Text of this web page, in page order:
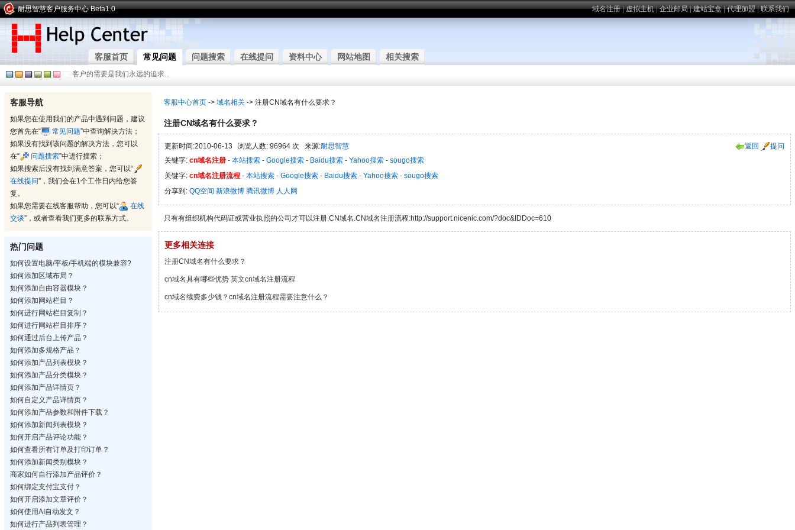
耐思智慧客户服务中心 Beta1.0 域名注册|虚拟主机|企业邮局|建站宝盒|代理加盟|联系我们
客服首页 常见问题 问题搜索 在线提问 资料中心 网站地图 相关搜索
客户的需要是我们永远的追求...
客服导航
如果您在使用我们的产品中遇到问题，建议
您首先在“
常见问题”中查询解决方法；
如果没有找到该问题的解决方法，您可以
在“
问题搜索”中进行搜索；
如果搜索后没有找到满意答案，您可以“
在线提问”，我们会在1个工作日内给您答
复。
如果您需要在线客服帮助，您可以“
在线
交谈”，或者查看我们更多的联系方式。
热门问题
如何设置电脑/平板/手机端的模块兼容?
如何添加区域布局？
如何添加自由容器模块？
如何添加网站栏目？
如何进行网站栏目复制？
如何进行网站栏目排序？
如何通过后台上传产品？
如何添加多规格产品？
如何添加产品列表模块？
如何添加产品分类模块？
如何添加产品详情页？
如何自定义产品详情页？
如何添加产品参数和附件下载？
如何添加新闻列表模块？
如何开启产品评论功能？
如何查看所有订单及打印订单？
如何添加新闻类别模块？
商家如何自行添加产品评价？
如何绑定支付宝支付？
如何开启添加文章评价？
如何使用AI自动发文？
如何进行产品列表管理？
客服中心首页 -> 域名相关 -> 注册CN域名有什么要求？
注册CN域名有什么要求？
更新时间:2010-06-13 浏览人数: 96964 次 来源:耐思智慧 返回
提问
关键字: cn域名注册 - 本站搜索 - Google搜索 - Baidu搜索 - Yahoo搜索 - sougo搜索
关键字: cn域名注册流程 - 本站搜索 - Google搜索 - Baidu搜索 - Yahoo搜索 - sougo搜索
分享到: QQ空间 新浪微博 腾讯微博 人人网
只有有组织机构代码证或营业执照的公司才可以注册.CN域名.CN域名注册流程:http://support.nicenic.com/?doc&IDDoc=610
更多相关连接
注册CN域名有什么要求？
cn域名具有哪些优势 英文cn域名注册流程
cn域名续费多少钱？cn域名注册流程需要注意什么？